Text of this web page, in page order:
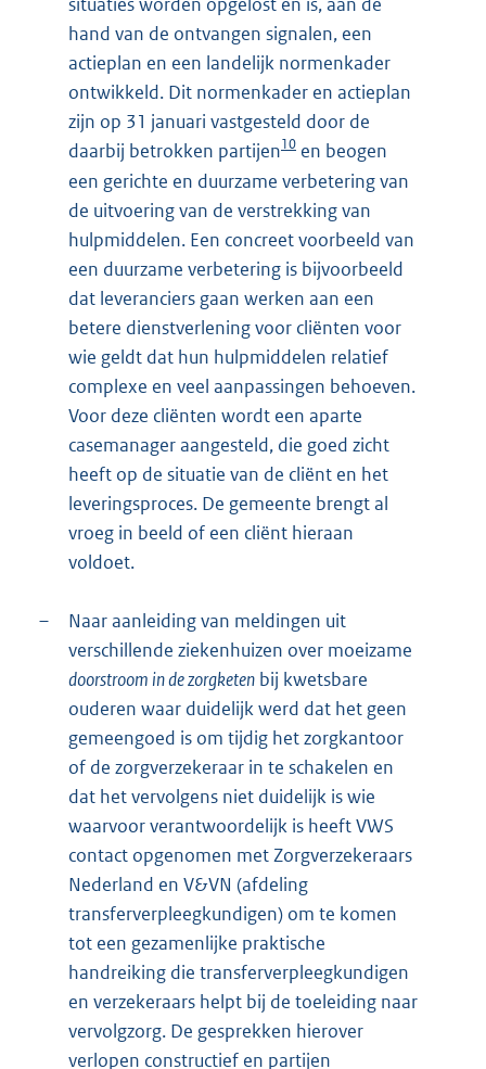
hand van de ontvangen signalen, een
actieplan en een landelijk normenkader
ontwikkeld. Dit normenkader en actieplan
zijn op 31 januari vastgesteld door de
daarbij betrokken partijen10 en beogen
een gerichte en duurzame verbetering van
de uitvoering van de verstrekking van
hulpmiddelen. Een concreet voorbeeld van
een duurzame verbetering is bijvoorbeeld
dat leveranciers gaan werken aan een
betere dienstverlening voor cliënten voor
wie geldt dat hun hulpmiddelen relatief
complexe en veel aanpassingen behoeven.
Voor deze cliënten wordt een aparte
casemanager aangesteld, die goed zicht
heeft op de situatie van de cliënt en het
leveringsproces. De gemeente brengt al
vroeg in beeld of een cliënt hieraan
voldoet.
–
Naar aanleiding van meldingen uit
verschillende ziekenhuizen over moeizame
doorstroom in de zorgketen bij kwetsbare
ouderen waar duidelijk werd dat het geen
gemeengoed is om tijdig het zorgkantoor
of de zorgverzekeraar in te schakelen en
dat het vervolgens niet duidelijk is wie
waarvoor verantwoordelijk is heeft VWS
contact opgenomen met Zorgverzekeraars
Nederland en V&VN (afdeling
transferverpleegkundigen) om te komen
tot een gezamenlijke praktische
handreiking die transferverpleegkundigen
en verzekeraars helpt bij de toeleiding naar
vervolgzorg. De gesprekken hierover
verlopen constructief en partijen